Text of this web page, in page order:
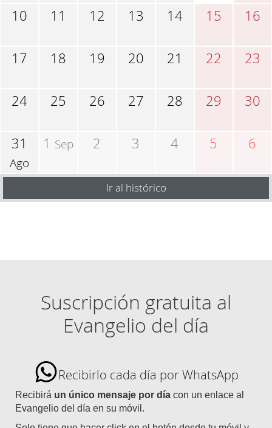
10 11 12 13 14 15 16
17 18 19 20 21 22 23
24 25 26 27 28 29 30
31
Ago
1 Sep 2 3 4 5 6
Ir al histórico
Suscripción gratuita al
Evangelio del día
Recibirlo cada día por WhatsApp
Recibirá un único mensaje por día con un enlace al
Evangelio del día en su móvil.